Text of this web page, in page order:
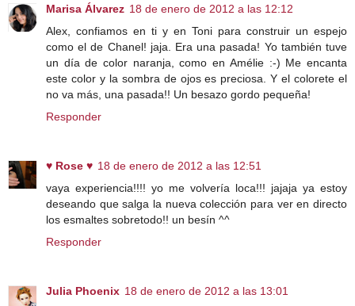
Marisa Álvarez 18 de enero de 2012 a las 12:12
Alex, confiamos en ti y en Toni para construir un espejo
como el de Chanel! jaja. Era una pasada! Yo también tuve
un día de color naranja, como en Amélie :-) Me encanta
este color y la sombra de ojos es preciosa. Y el colorete el
no va más, una pasada!! Un besazo gordo pequeña!
Responder
♥ Rose ♥ 18 de enero de 2012 a las 12:51
vaya experiencia!!!! yo me volvería loca!!! jajaja ya estoy
deseando que salga la nueva colección para ver en directo
los esmaltes sobretodo!! un besín ^^
Responder
Julia Phoenix 18 de enero de 2012 a las 13:01